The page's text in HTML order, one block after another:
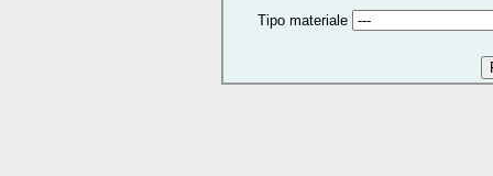
Tipo materiale